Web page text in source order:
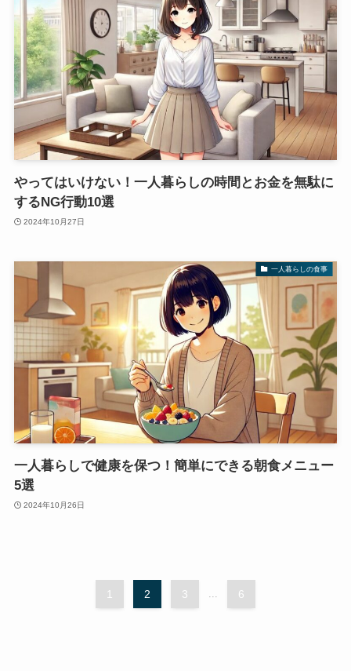
やってはいけない！一人暮らしの時間とお金を無駄に
するNG行動10選
2024年10月27日
一人暮らしの食事
一人暮らしで健康を保つ！簡単にできる朝食メニュー
5選
2024年10月26日
1 2 3 6